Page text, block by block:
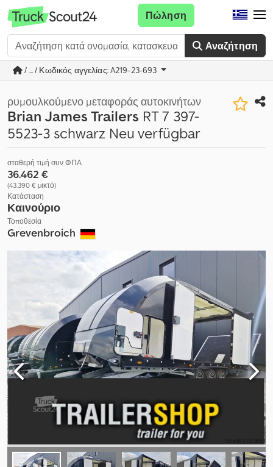
Αναζήτηση
Πώληση
/ ... / Κωδικός αγγελίας: A219-23-693
ρυμουλκούμενο μεταφοράς αυτοκινήτων
Brian James Trailers RT 7 397-
5523-3 schwarz Neu verfügbar
σταθερή τιμή συν ΦΠΑ
36.462 €
(43.390 € μικτό)
Κατάσταση
Καινούριο
Τοποθεσία
Grevenbroich